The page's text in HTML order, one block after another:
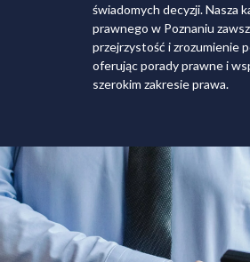
świadomych decyzji. Nasza
prawnego w Poznaniu
przejrzystość i zrozumienie
oferując porady prawne i
szerokim zakresie prawa.